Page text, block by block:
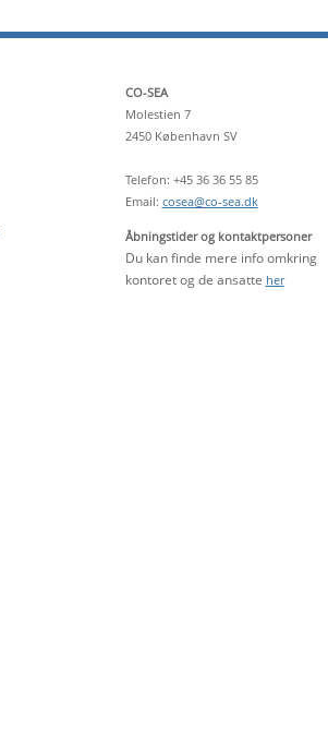
CO-SEA
Molestien 7
2450 København SV
Telefon: +45 36 36 55 85
Email: cosea@co-sea.dk
Åbningstider og kontaktpersoner
Du kan finde mere info omkring
kontoret og de ansatte her